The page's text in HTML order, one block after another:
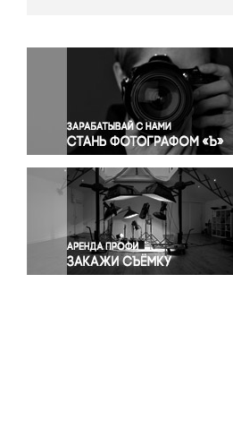
Окружающая среда
Политика
Правосудие
Происшествия и конфликты
Религия
Светская жизнь
Спорт
Экология
Экономика и бизнес